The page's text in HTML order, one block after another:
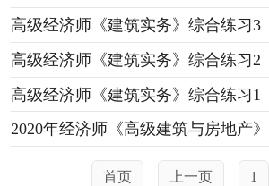
高级经济师《建筑实务》综合练习3
高级经济师《建筑实务》综合练习2
高级经济师《建筑实务》综合练习1
2020年经济师《高级建筑与房地产
首页 上一页 1